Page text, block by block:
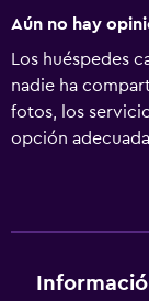
Aún no hay
Los huéspedes
nadie ha
fotos, los
opción